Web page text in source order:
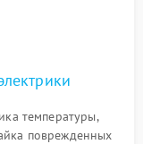
температуры,
поврежденных